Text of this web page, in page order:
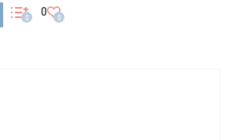
0 0 0